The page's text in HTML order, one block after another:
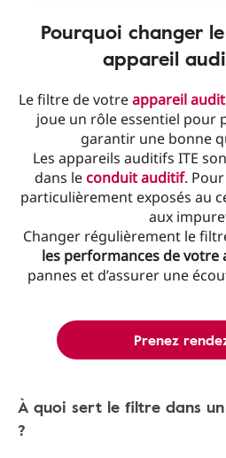
Pourquoi changer
appareil
Le filtre de votreappareil
joue un rôle essentiel pour
garantir une bonne
Les appareils auditifs ITE
dans leconduit auditif.
particulièrement exposés au
aux
Changer régulièrement le
les performances de votre
pannes et d’assurer une
Prenez
À quoi sert le filtre dans
?